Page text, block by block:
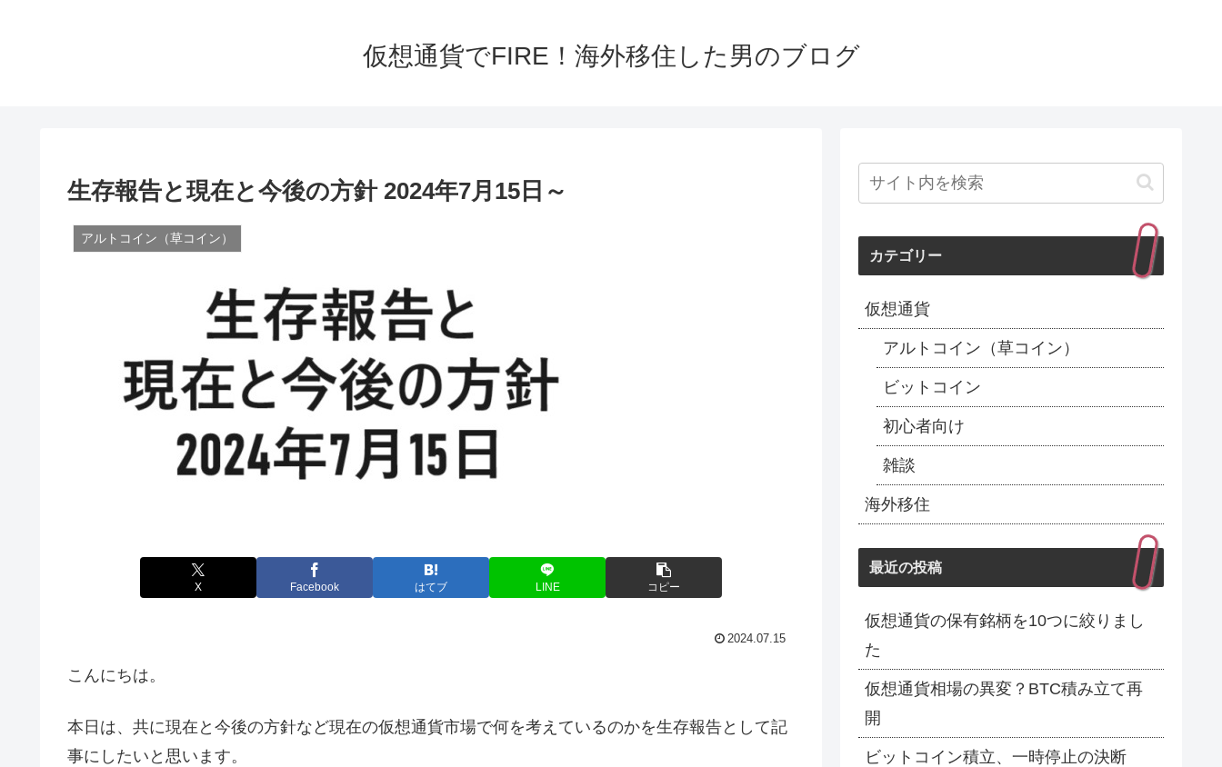
仮想通貨でFIRE！海外移住した男のブログ
生存報告と現在と今後の方針 2024年7月15日～
アルトコイン（草コイン）
X Facebook はてブ LINE コピー
2024.07.15
こんにちは。
本日は、共に現在と今後の方針など現在の仮想通貨市場で何を考えているのかを生存報告として記
事にしたいと思います。
カテゴリー
仮想通貨
アルトコイン（草コイン）
ビットコイン
初心者向け
雑談
海外移住
最近の投稿
仮想通貨の保有銘柄を10つに絞りまし
た
仮想通貨相場の異変？BTC積み立て再
開
ビットコイン積立、一時停止の決断